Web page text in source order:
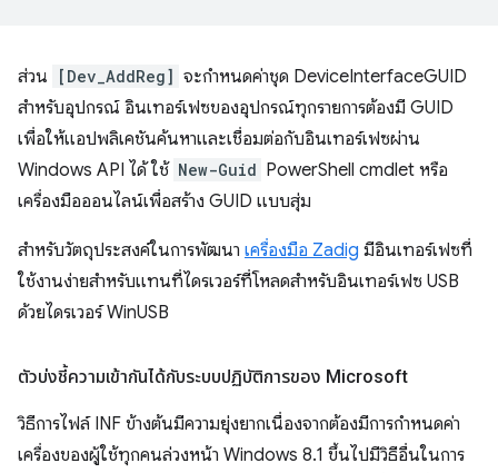
ส่วน [Dev_AddReg] จะกำหนดค่าชุด DeviceInterfaceGUID
สำหรับอุปกรณ์ อินเทอร์เฟซของอุปกรณ์ทุกรายการต้องมี GUID
เพื่อให้แอปพลิเคชันค้นหาและเชื่อมต่อกับอินเทอร์เฟซผ่าน
Windows API ได้ ใช้ New-Guid PowerShell cmdlet หรือ
เครื่องมือออนไลน์เพื่อสร้าง GUID แบบสุ่ม
สําหรับวัตถุประสงค์ในการพัฒนา เครื่องมือ Zadig มีอินเทอร์เฟซที่
ใช้งานง่ายสําหรับแทนที่ไดรเวอร์ที่โหลดสําหรับอินเทอร์เฟซ USB
ด้วยไดรเวอร์ WinUSB
ตัวบ่งชี้ความเข้ากันได้กับระบบปฏิบัติการของ Microsoft
วิธีการไฟล์ INF ข้างต้นมีความยุ่งยากเนื่องจากต้องมีการกำหนดค่า
เครื่องของผู้ใช้ทุกคนล่วงหน้า Windows 8.1 ขึ้นไปมีวิธีอื่นในการ